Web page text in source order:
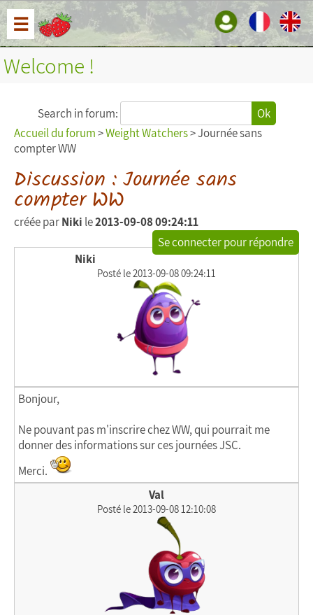
☰
Welcome !
Search in forum:
Ok
Accueil du forum>Weight Watchers> Journée sans
compter WW
Discussion : Journée sans
compter WW
créée parNiki le2013-09-08 09:24:11
Se connecter pour répondre
Niki
Posté le 2013-09-08 09:24:11
Bonjour,
Ne pouvant pas m'inscrire chez WW, qui pourrait me
donner des informations sur ces journées JSC.
Merci.
Val
Posté le 2013-09-08 12:10:08